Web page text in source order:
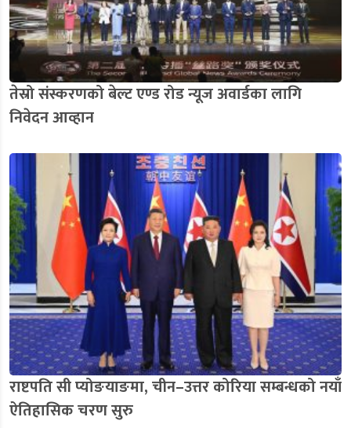
तेस्रो संस्करणको बेल्ट एण्ड रोड न्यूज अवार्डका लागि
निवेदन आव्हान
राष्टपति सी प्योङयाङमा, चीन–उत्तर कोरिया सम्बन्धको नयाँ
ऐतिहासिक चरण सुरु